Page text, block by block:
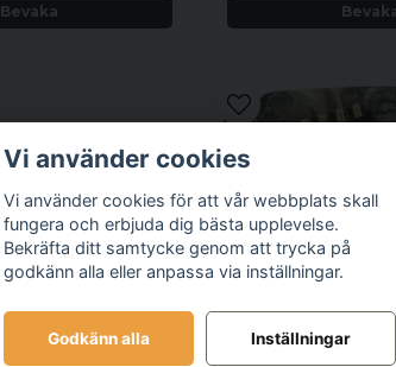
Bevaka
Beartooth
Mossy Oak
Vi använder cookies
Vi använder cookies för att vår webbplats skall
fungera och erbjuda dig bästa upplevelse.
Bekräfta ditt samtycke genom att trycka på
godkänn alla eller anpassa via inställningar.
Godkänn alla Inställningar